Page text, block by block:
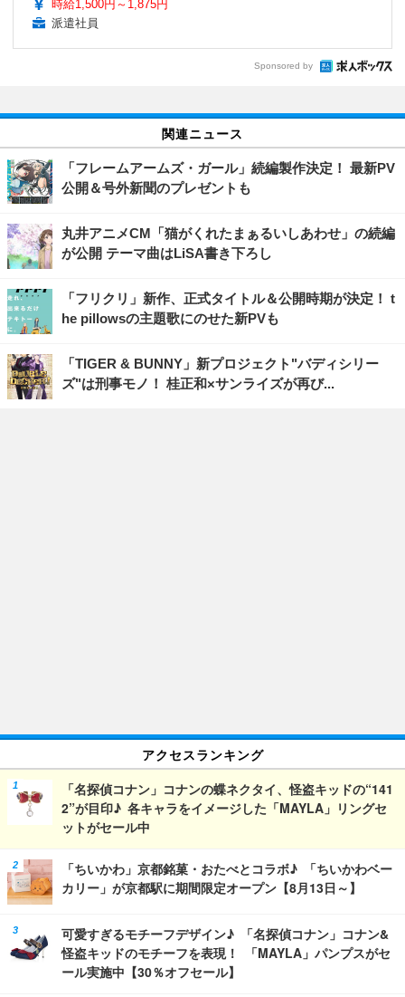
時給1,500円～1,875円
派遣社員
Sponsored by
関連ニュース
「フレームアームズ・ガール」続編製作決定！ 最新PV
公開＆号外新聞のプレゼントも
丸井アニメCM「猫がくれたまぁるいしあわせ」の続編
が公開 テーマ曲はLiSA書き下ろし
「フリクリ」新作、正式タイトル＆公開時期が決定！ t
he pillowsの主題歌にのせた新PVも
「TIGER & BUNNY」新プロジェクト"バディシリー
ズ"は刑事モノ！ 桂正和×サンライズが再び...
アクセスランキング
「名探偵コナン」コナンの蝶ネクタイ、怪盗キッドの“141
2”が目印♪ 各キャラをイメージした「MAYLA」リングセ
ットがセール中
「ちいかわ」京都銘菓・おたべとコラボ♪ 「ちいかわベー
カリー」が京都駅に期間限定オープン【8月13日～】
可愛すぎるモチーフデザイン♪ 「名探偵コナン」コナン&
怪盗キッドのモチーフを表現！ 「MAYLA」パンプスがセ
ール実施中【30％オフセール】